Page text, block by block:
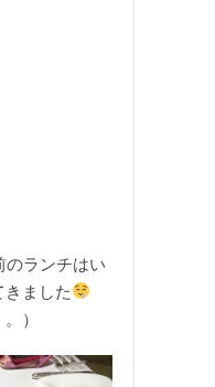
のランチはい
ました
）